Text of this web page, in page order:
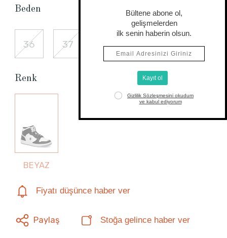
Beden Beden Tablosu
36 37 38 39 40
Renk
BEYAZ
Fiyatı düşünce haber ver
Paylaş Stoğa gelince haber ver